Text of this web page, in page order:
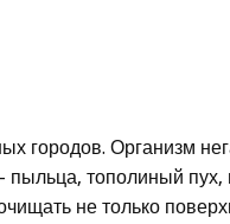
городов. Организм
пыльца, тополиный пух,
не только